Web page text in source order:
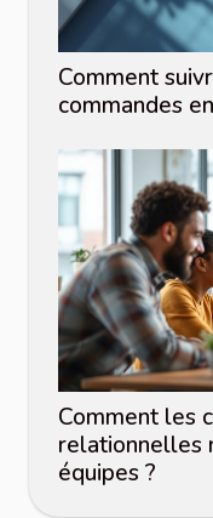
Comment
commandes
Comment les
relationnelles
équipes ?